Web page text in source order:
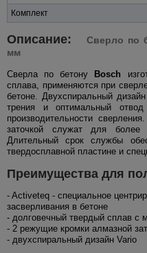
Комплект
Описание:
Сверло по
мм
Сверла по бетону Bosch
сплава, применяются при
бетоне. Двухспиральный
трения и оптимальный
производительности
заточкой служат для более
Длительный срок службы
твердосплавной пластине и
Преимущества для
- Activeteq - специальное
засверливания в бетоне
- долговечный твердый сплав с
- 2 режущие кромки алмазной
- двухспиральный дизайн Vario